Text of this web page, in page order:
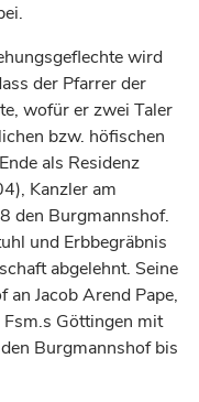
wird
der Pfarrer der
wofür er zwei Taler
bzw. höfischen
als Residenz
Kanzler am
den Burgmannshof.
und Erbbegräbnis
abgelehnt. Seine
an Jacob Arend Pape,
Göttingen mit
Burgmannshof bis